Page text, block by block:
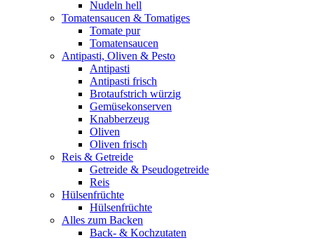
Nudeln hell
Tomatensaucen & Tomatiges
Tomate pur
Tomatensaucen
Antipasti, Oliven & Pesto
Antipasti
Antipasti frisch
Brotaufstrich würzig
Gemüsekonserven
Knabberzeug
Oliven
Oliven frisch
Reis & Getreide
Getreide & Pseudogetreide
Reis
Hülsenfrüchte
Hülsenfrüchte
Alles zum Backen
Back- & Kochzutaten